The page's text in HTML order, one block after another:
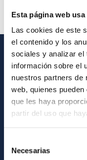
Esta página web
Las cookies de este
el contenido y los
sociales y analizar el
información sobre el
nuestros partners de
web, quienes
que les haya
partir del uso que
Necesarias
GENERAL INFORMATION
Contact
How to get to the
List of personnel
General register